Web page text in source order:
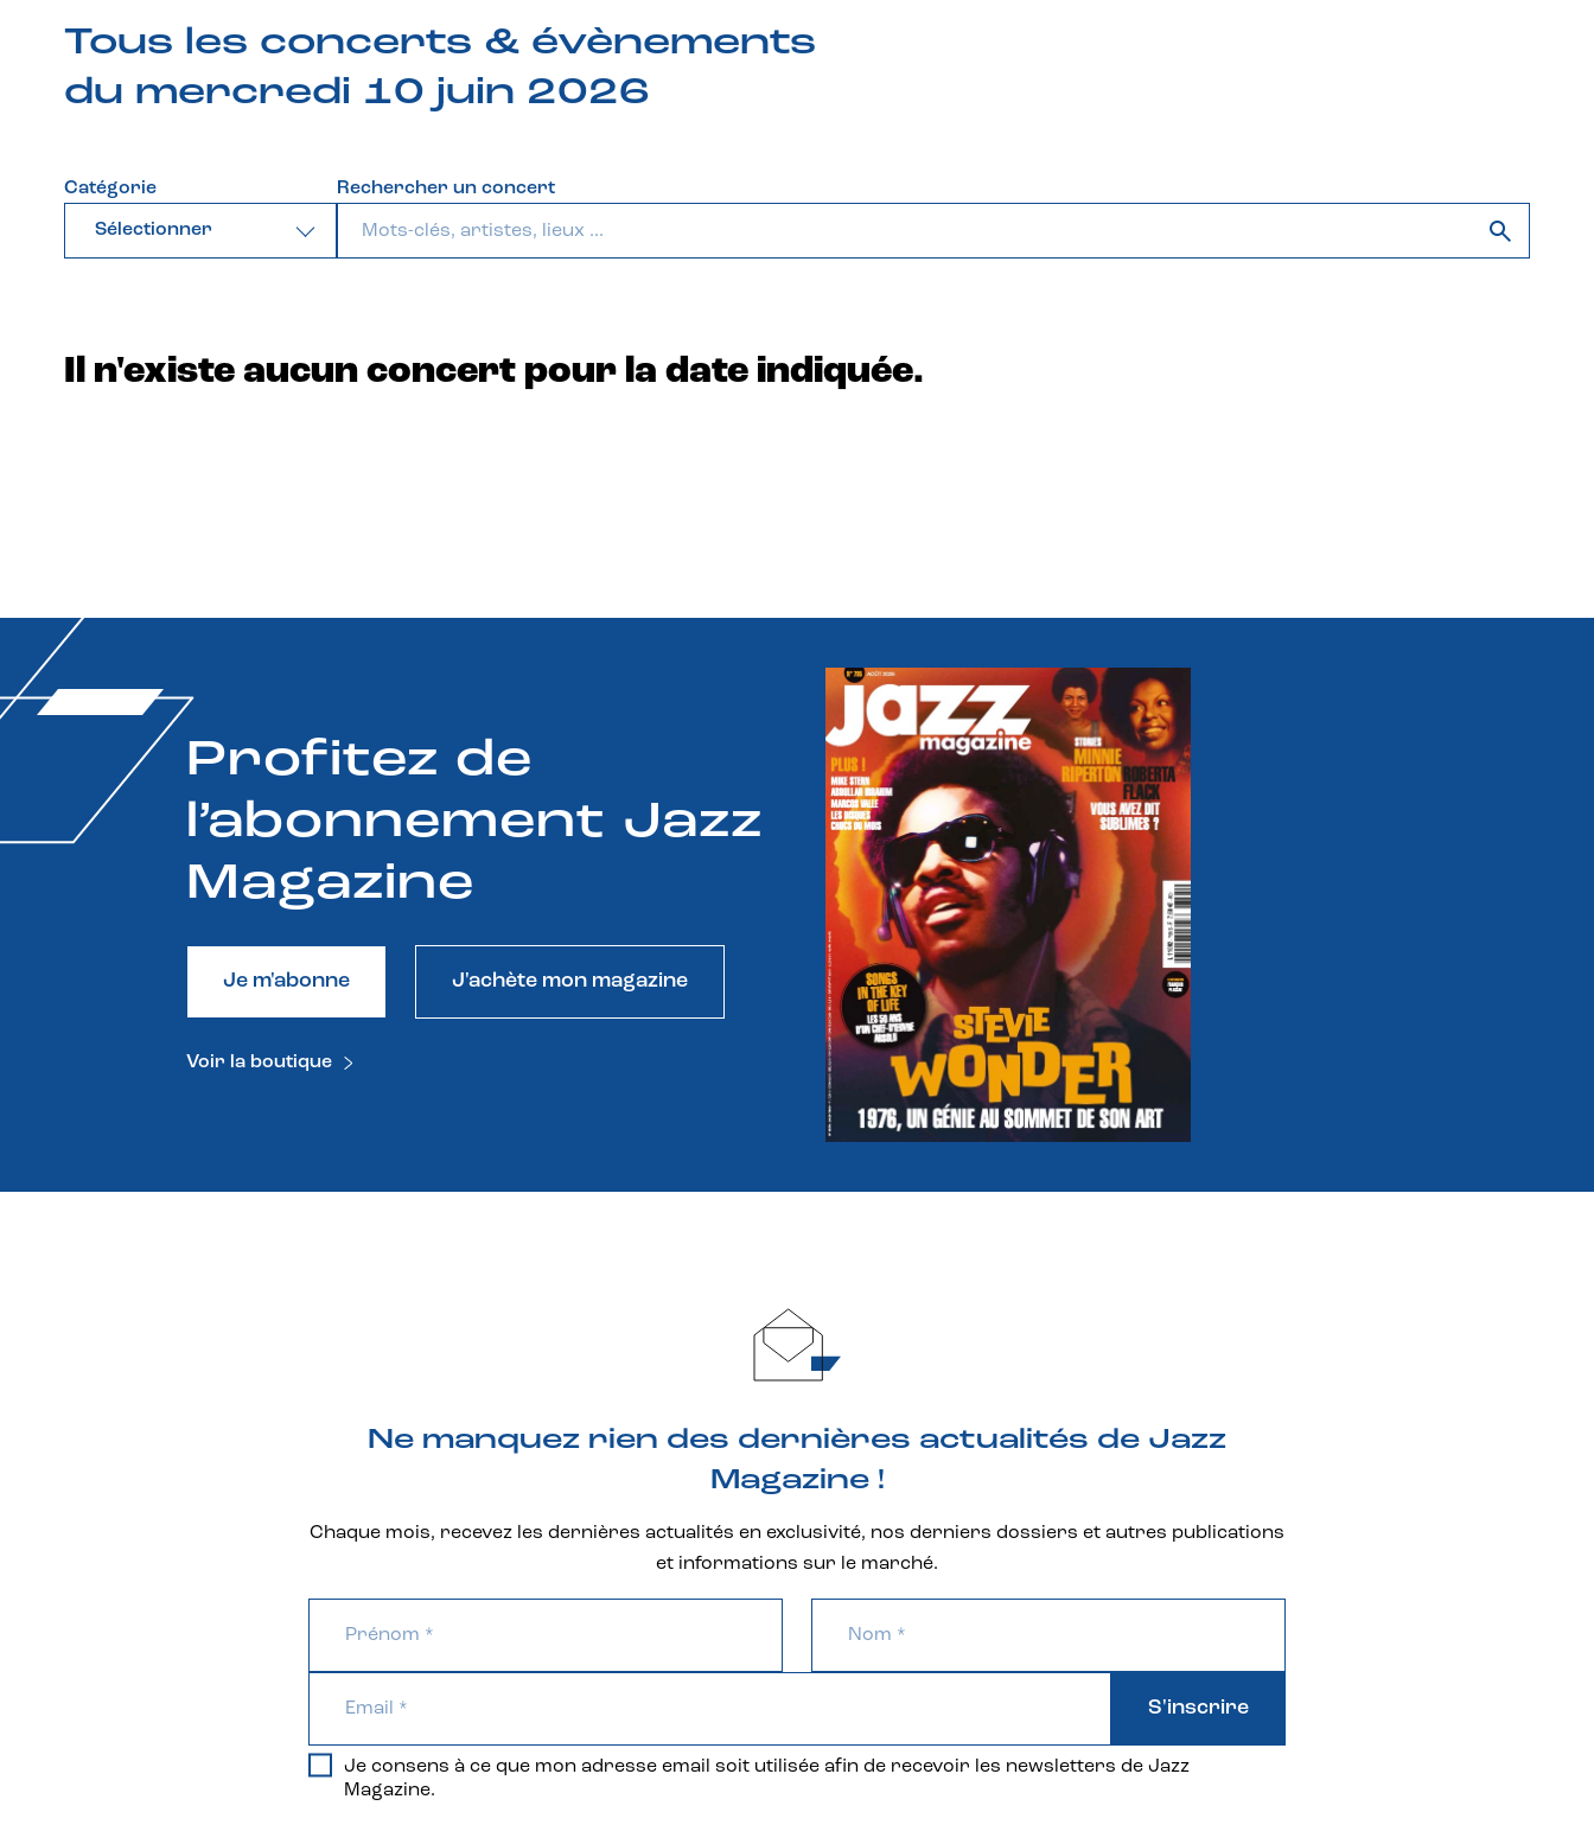
Tous les concerts & évènements
du mercredi 10 juin 2026
Catégorie
Sélectionner
Rechercher un concert
Il n'existe aucun concert pour la date indiquée.
Profitez de
l’abonnement Jazz
Magazine
Je m'abonne J'achète mon magazine
Voir la boutique
Ne manquez rien des dernières actualités de Jazz
Magazine !
Chaque mois, recevez les dernières actualités en exclusivité, nos derniers dossiers et autres publications
et informations sur le marché.
Je consens à ce que mon adresse email soit utilisée afin de recevoir les newsletters de Jazz
Magazine.
S'inscrire